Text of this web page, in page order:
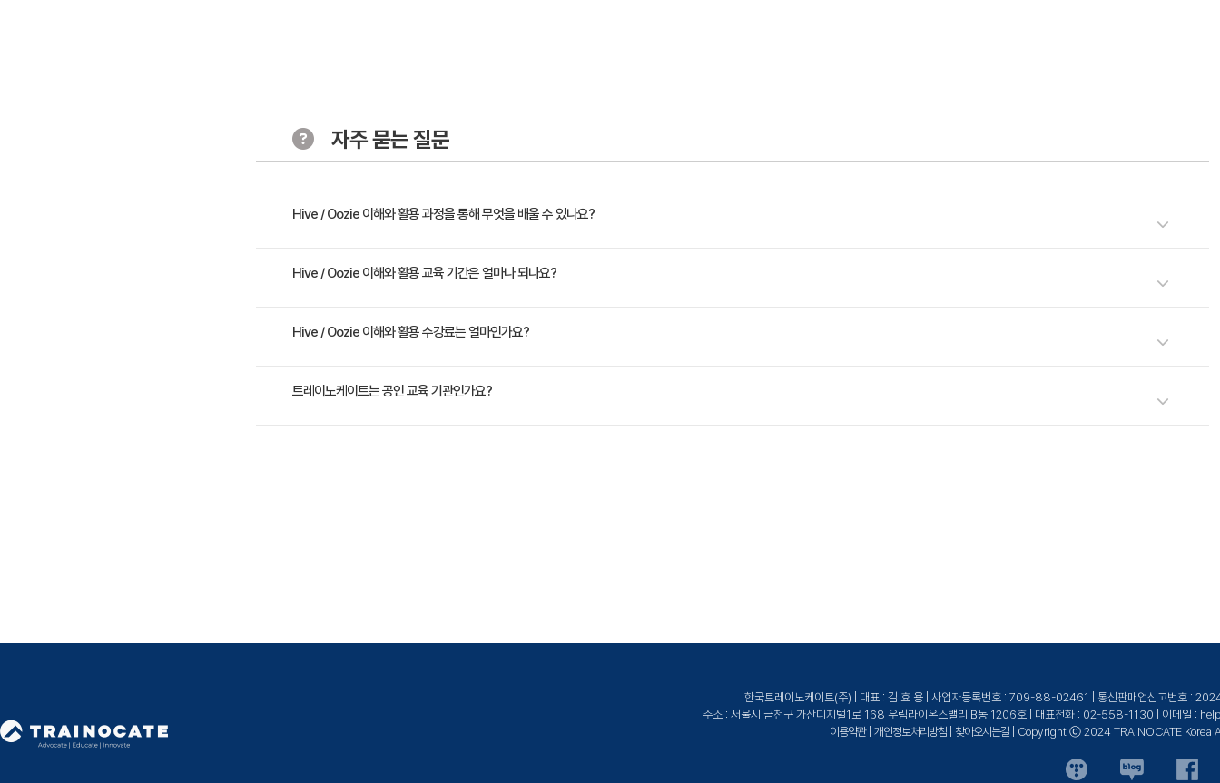
자주 묻는 질문
Hive / Oozie 이해와 활용 과정을 통해 무엇을 배울 수 있나요?
Hive / Oozie 에 대한 이론을 습득하고 실제 빅데이터 수집 및 처리 업무 능력 배양
Hive / Oozie 이해와 활용 교육 기간은 얼마나 되나요?
2일 과정입니다. 상세 일정은 교육 페이지에서 확인하실 수 있습니다.
Hive / Oozie 이해와 활용 수강료는 얼마인가요?
수강료는 800,000원(VAT 별도)입니다. 고용보험 환급 및 기업 할인 혜택이 적용될 수 있으니 자세한 내용은 트레이노케이트로 문의해 주세요.
트레이노케이트는 공인 교육 기관인가요?
한국트레이노케이트(주) | 대표 : 김 효 용 | 사업자등록번호 : 709-88-02461 | 통신판매업신고번호 :
주소 : 서울시 금천구 가산디지털1로 168 우림라이온스밸리 B동 1206호 | 대표전화 : 02-558-1130 | 이메일 :
이용약관| 개인정보처리방침 찾아오시는길 | Copyright ⓒ 2024 TRAINOCATE Korea